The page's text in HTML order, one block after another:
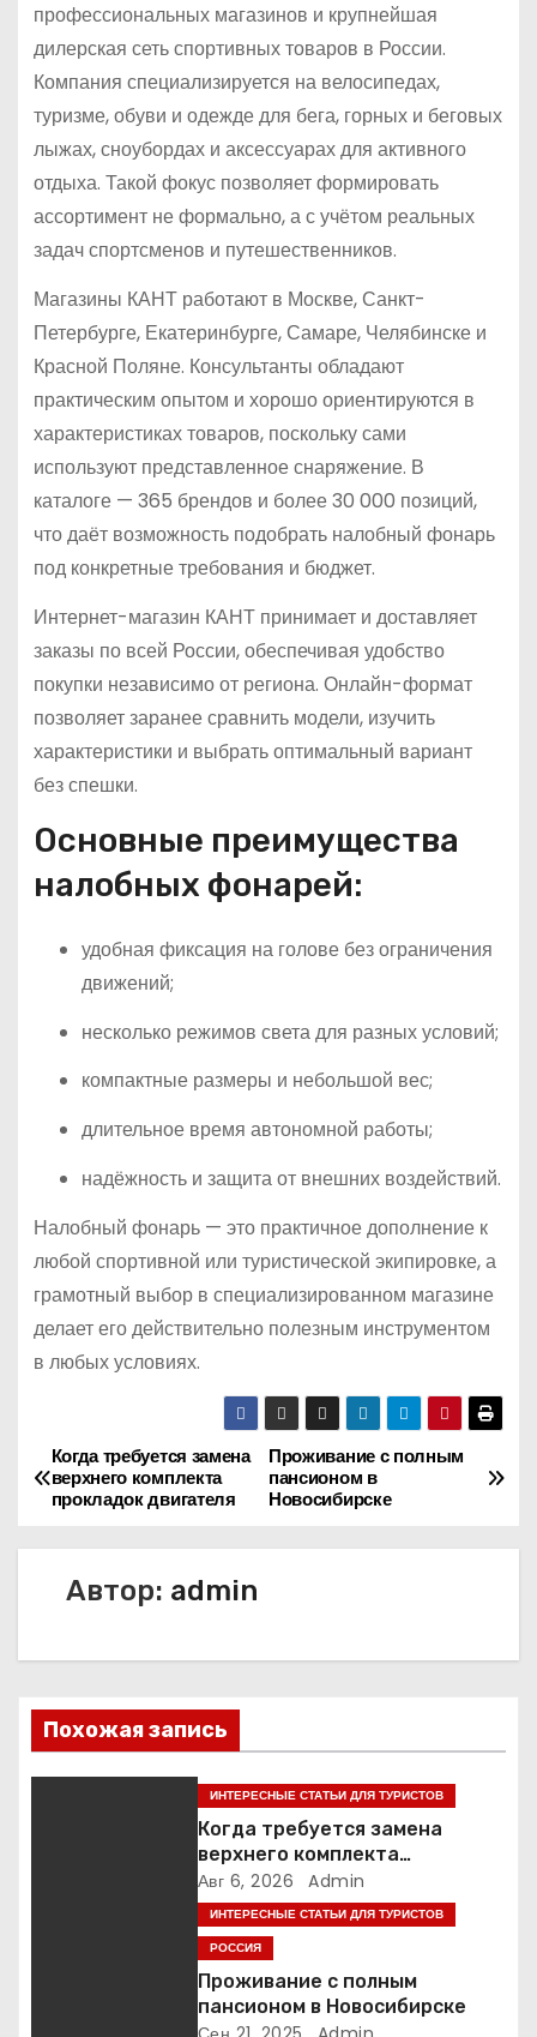
профессиональных магазинов и крупнейшая
дилерская сеть спортивных товаров в России.
Компания специализируется на велосипедах,
туризме, обуви и одежде для бега, горных и беговых
лыжах, сноубордах и аксессуарах для активного
отдыха. Такой фокус позволяет формировать
ассортимент не формально, а с учётом реальных
задач спортсменов и путешественников.
Магазины КАНТ работают в Москве, Санкт-
Петербурге, Екатеринбурге, Самаре, Челябинске и
Красной Поляне. Консультанты обладают
практическим опытом и хорошо ориентируются в
характеристиках товаров, поскольку сами
используют представленное снаряжение. В
каталоге — 365 брендов и более 30 000 позиций,
что даёт возможность подобрать налобный фонарь
под конкретные требования и бюджет.
Интернет-магазин КАНТ принимает и доставляет
заказы по всей России, обеспечивая удобство
покупки независимо от региона. Онлайн-формат
позволяет заранее сравнить модели, изучить
характеристики и выбрать оптимальный вариант
без спешки.
Основные преимущества
налобных фонарей:
удобная фиксация на голове без ограничения
движений;
несколько режимов света для разных условий;
компактные размеры и небольшой вес;
длительное время автономной работы;
надёжность и защита от внешних воздействий.
Налобный фонарь — это практичное дополнение к
любой спортивной или туристической экипировке, а
грамотный выбор в специализированном магазине
делает его действительно полезным инструментом
в любых условиях.
Н
а
г
а
ц
Проживание с полным
пансионом в
Новосибирске
Когда требуется замена
верхнего комплекта
прокладок двигателя
Автор: admin
Похожая запись
ИНТЕРЕСНЫЕ СТАТЬИ ДЛЯ ТУРИСТОВ
Когда требуется замена
верхнего комплекта
прокладок двигателя
Авг 6, 2026 Admin
ИНТЕРЕСНЫЕ СТАТЬИ ДЛЯ ТУРИСТОВ
РОССИЯ
Проживание с полным
пансионом в Новосибирске